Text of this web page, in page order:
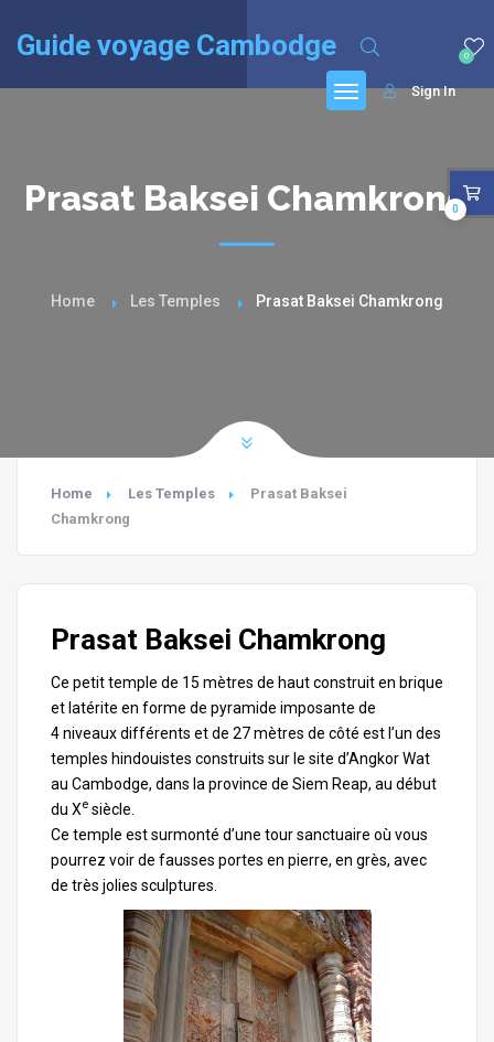
Guide voyage Cambodge 0
Sign In
Prasat Baksei Chamkrong
Home Les Temples Prasat Baksei Chamkrong
Home Les Temples
Prasat Baksei
Chamkrong
Prasat Baksei Chamkrong
Ce petit temple de 15 mètres de haut construit en brique
et latérite en forme de pyramide imposante de
4 niveaux différents et de 27 mètres de côté est l’un des
temples hindouistes construits sur le site d’Angkor Wat
au Cambodge, dans la province de Siem Reap, au début
du Xe siècle.
Ce temple est surmonté d’une tour sanctuaire où vous
pourrez voir de fausses portes en pierre, en grès, avec
de très jolies sculptures.
0